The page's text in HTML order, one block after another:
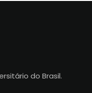
do Brasil.